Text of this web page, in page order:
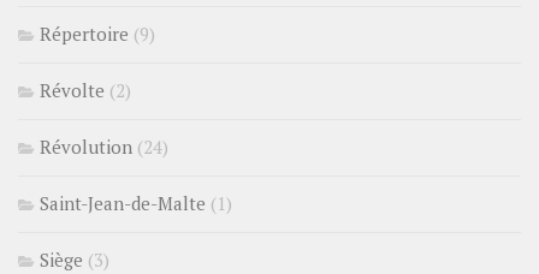
Répertoire (9)
Révolte (2)
Révolution (24)
Saint-Jean-de-Malte (1)
Siège (3)